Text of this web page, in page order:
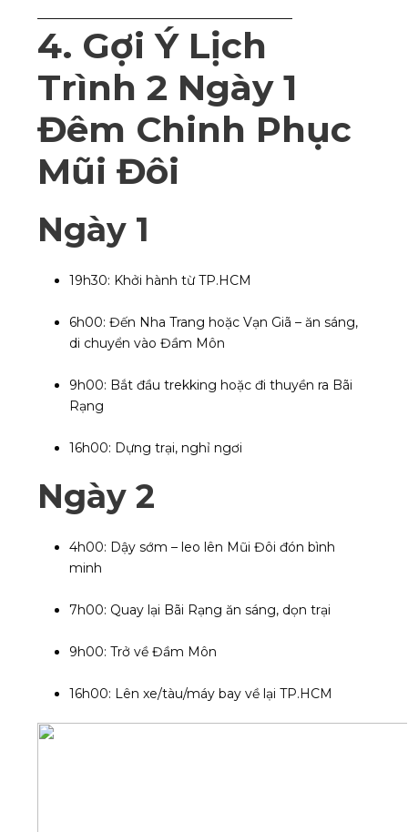
4. Gợi Ý Lịch
Trình 2 Ngày 1
Đêm Chinh Phục
Mũi Đôi
Ngày 1
19h30: Khởi hành từ TP.HCM
6h00: Đến Nha Trang hoặc Vạn Giã – ăn sáng,
di chuyển vào Đầm Môn
9h00: Bắt đầu trekking hoặc đi thuyền ra Bãi
Rạng
16h00: Dựng trại, nghỉ ngơi
Ngày 2
4h00: Dậy sớm – leo lên Mũi Đôi đón bình
minh
7h00: Quay lại Bãi Rạng ăn sáng, dọn trại
9h00: Trở về Đầm Môn
16h00: Lên xe/tàu/máy bay về lại TP.HCM